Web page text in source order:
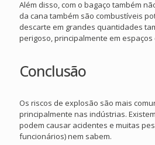
Além disso, com o bagaço também
da cana também são combustíveis
descarte em grandes quantidades
perigoso, principalmente em
Conclusão
Os riscos de explosão são mais
principalmente nas indústrias.
podem causar acidentes e muitas
funcionários) nem sabem.